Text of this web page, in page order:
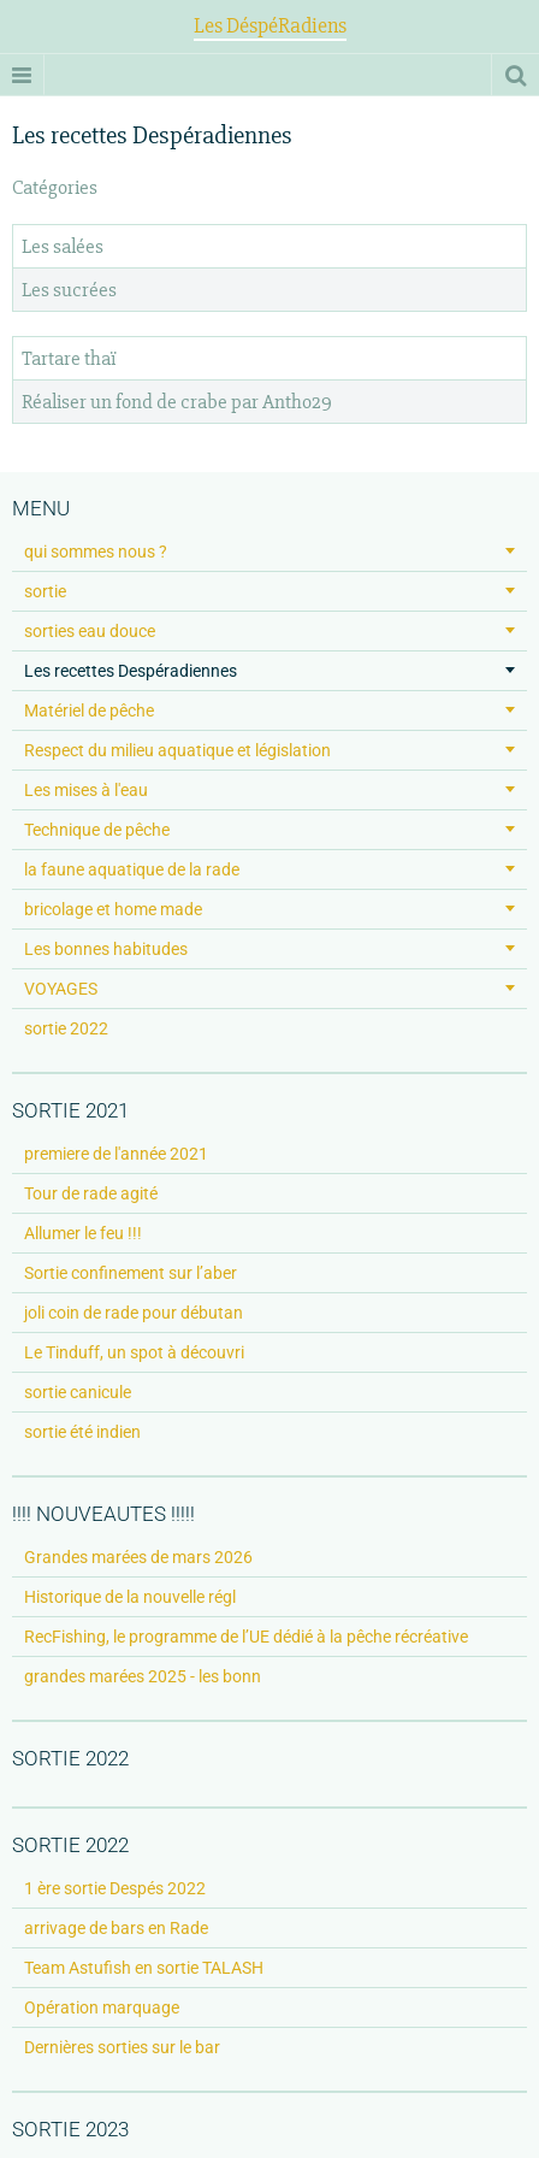
Les DéspéRadiens
Les recettes Despéradiennes
Catégories
Les salées
Les sucrées
Tartare thaï
Réaliser un fond de crabe par Antho29
MENU
qui sommes nous ?
sortie
sorties eau douce
Les recettes Despéradiennes
Matériel de pêche
Respect du milieu aquatique et législation
Les mises à l'eau
Technique de pêche
la faune aquatique de la rade
bricolage et home made
Les bonnes habitudes
VOYAGES
sortie 2022
SORTIE 2021
premiere de l'année 2021
Tour de rade agité
Allumer le feu !!!
Sortie confinement sur l’aber
joli coin de rade pour débutan
Le Tinduff, un spot à découvri
sortie canicule
sortie été indien
!!!! NOUVEAUTES !!!!!
Grandes marées de mars 2026
Historique de la nouvelle régl
RecFishing, le programme de l’UE dédié à la pêche récréative
grandes marées 2025 - les bonn
SORTIE 2022
SORTIE 2022
1 ère sortie Despés 2022
arrivage de bars en Rade
Team Astufish en sortie TALASH
Opération marquage
Dernières sorties sur le bar
SORTIE 2023